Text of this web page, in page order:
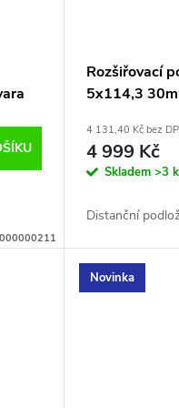
Rozšiřovací
5x114,3
4 131,40 Kč bez
4 999 Kč
Skladem >3
Distanční
Novinka